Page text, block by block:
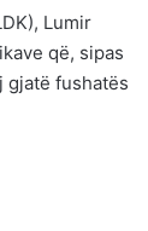
Lumir
që, sipas
gjatë fushatës